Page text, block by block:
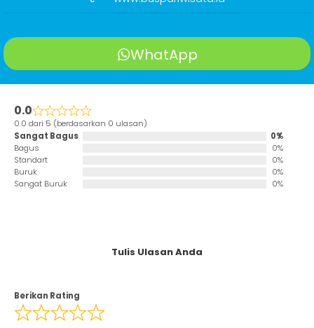
WhatApp
0.0
0.0 dari 5 (berdasarkan 0 ulasan)
Sangat Bagus
0%
Bagus
0%
Standart
0%
Buruk
0%
Sangat Buruk
0%
Tulis Ulasan Anda
Berikan Rating